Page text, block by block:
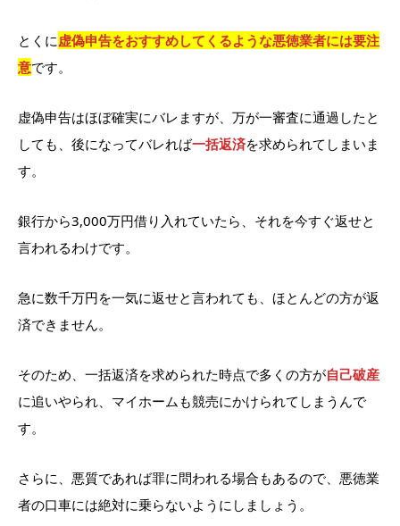
とくに虚偽申告をおすすめしてくるような悪徳業者には要注
意です。
虚偽申告はほぼ確実にバレますが、万が一審査に通過したと
しても、後になってバレれば一括返済を求められてしまいま
す。
銀行から3,000万円借り入れていたら、それを今すぐ返せと
言われるわけです。
急に数千万円を一気に返せと言われても、ほとんどの方が返
済できません。
そのため、一括返済を求められた時点で多くの方が自己破産
に追いやられ、マイホームも競売にかけられてしまうんで
す。
さらに、悪質であれば罪に問われる場合もあるので、悪徳業
者の口車には絶対に乗らないようにしましょう。